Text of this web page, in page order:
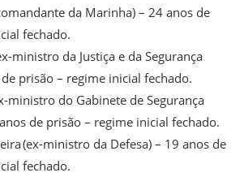
da Marinha) – 24 anos de
fechado.
ministro da Justiça e da Segurança
prisão – regime inicial fechado.
ministro do Gabinete de Segurança
de prisão – regime inicial fechado.
(ex-ministro da Defesa) – 19 anos de
fechado.